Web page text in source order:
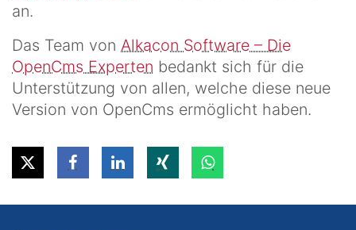
an.
Das Team von Alkacon Software – Die
OpenCms Experten bedankt sich für die
Unterstützung von allen, welche diese neue
Version von OpenCms ermöglicht haben.